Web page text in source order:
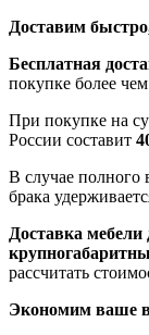
Доставим
Бесплатная
покупке более
При покупке на
России составит
В случае полного
брака
Доставка мебели
рассчитать
Экономим ваше